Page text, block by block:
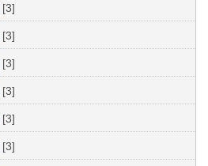
[3]
[3]
[3]
[3]
[3]
[3]